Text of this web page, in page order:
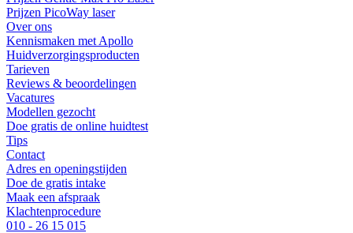
Prijzen PicoWay laser
Over ons
Kennismaken met Apollo
Huidverzorgingsproducten
Tarieven
Reviews & beoordelingen
Vacatures
Modellen gezocht
Doe gratis de online huidtest
Tips
Contact
Adres en openingstijden
Doe de gratis intake
Maak een afspraak
Klachtenprocedure
010 - 26 15 015